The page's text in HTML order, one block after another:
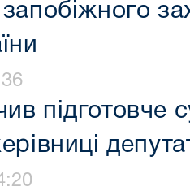
підготовче